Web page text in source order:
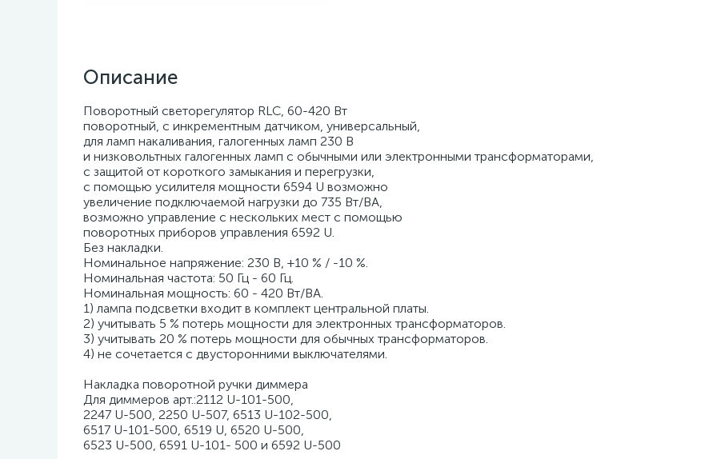
Описание
Поворотный светорегулятор RLC, 60-420 Вт
поворотный, с инкрементным датчиком, универсальный,
для ламп накаливания, галогенных ламп 230 В
и низковольтных галогенных ламп с обычными или электронными трансформаторами,
с защитой от короткого замыкания и перегрузки,
с помощью усилителя мощности 6594 U возможно
увеличение подключаемой нагрузки до 735 Вт/ВА,
возможно управление с нескольких мест с помощью
поворотных приборов управления 6592 U.
Без накладки.
Номинальное напряжение: 230 В, +10 % / -10 %.
Номинальная частота: 50 Гц - 60 Гц.
Номинальная мощность: 60 - 420 Вт/ВА.
1) лампа подсветки входит в комплект центральной платы.
2) учитывать 5 % потерь мощности для электронных трансформаторов.
3) учитывать 20 % потерь мощности для обычных трансформаторов.
4) не сочетается с двусторонними выключателями.
Накладка поворотной ручки диммера
Для диммеров арт.:2112 U-101-500,
2247 U-500, 2250 U-507, 6513 U-102-500,
6517 U-101-500, 6519 U, 6520 U-500,
6523 U-500, 6591 U-101- 500 и 6592 U-500